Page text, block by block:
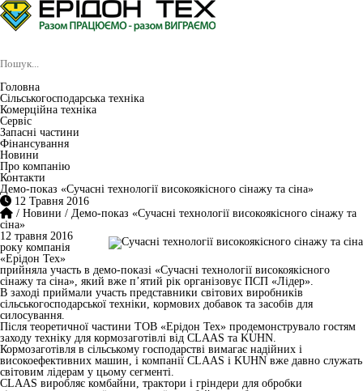
Головна
Сільськогосподарська техніка
Комерційна техніка
Сервіс
Запасні частини
Фінансування
Новини
Про компанію
Контакти
Демо-показ «Сучасні технології високоякісного сінажу та сіна»
12 Травня 2016
/ Новини / Демо-показ «Сучасні технології високоякісного сінажу та
сіна»
12 травня 2016
року компанія
«Ерідон Тех»
прийняла участь в демо-показі «Сучасні технології високоякісного
сінажу та сіна», який вже п’ятий рік організовує ПСП «Лідер».
В заході приймали участь представники світових виробників
сільськогосподарської техніки, кормових добавок та засобів для
силосування.
Після теоретичної частини ТОВ «Ерідон Тех» продемонструвало гостям
заходу техніку для кормозаготівлі від CLAAS та KUHN.
Кормозаготівля в сільському господарстві вимагає надійних і
високоефективних машин, і компанії CLAAS і KUHN вже давно служать
світовим лідерам у цьому сегменті.
CLAAS виробляє комбайни, трактори і гріндери для обробки